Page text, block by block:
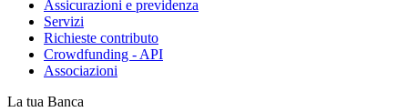
Assicurazioni e previdenza
Servizi
Richieste contributo
Crowdfunding - API
Associazioni
La tua Banca